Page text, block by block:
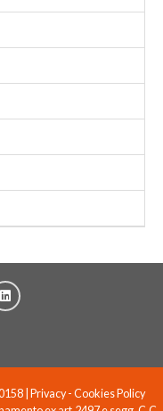
| Privacy- Cookies Policy